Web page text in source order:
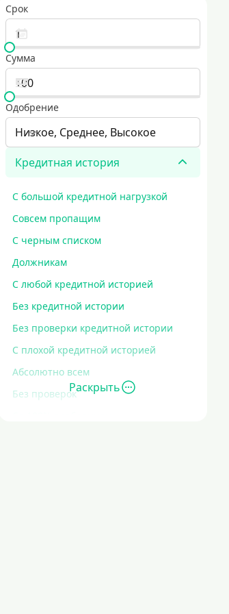
Срок
Сумма
Одобрение
Низкое, Среднее, Высокое
Кредитная история
С большой кредитной нагрузкой
Совсем пропащим
С черным списком
Должникам
С любой кредитной историей
Без кредитной истории
Без проверки кредитной истории
С плохой кредитной историей
Абсолютно всем
Без проверокРаскрыть